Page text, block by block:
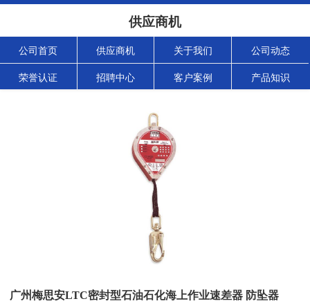
供应商机
公司首页 供应商机 关于我们 公司动态
荣誉认证 招聘中心 客户案例 产品知识
广州梅思安LTC密封型石油石化海上作业速差器 防坠器